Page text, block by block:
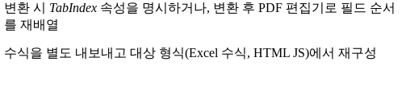
변환 시 TabIndex 속성을 명시하거나, 변환 후 PDF 편집기로 필드 순서
를 재배열
수식을 별도 내보내고 대상 형식(Excel 수식, HTML JS)에서 재구성